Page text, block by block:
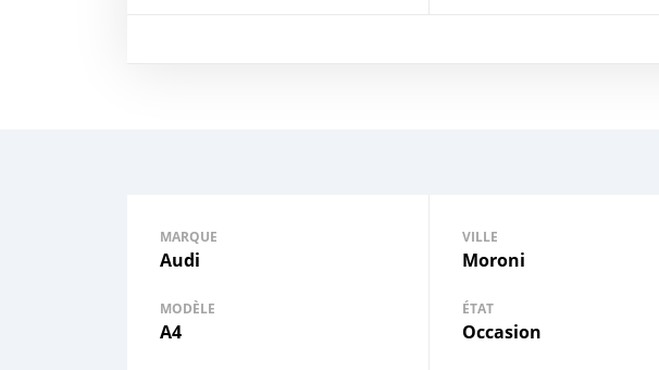
MARQUE
Audi
MODÈLE
A4
VILLE
Moroni
ÉTAT
Occasion